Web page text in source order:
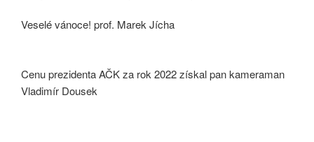
Veselé vánoce! prof. Marek Jícha
Cenu prezidenta AČK za rok 2022 získal pan kameraman
Vladimír Dousek